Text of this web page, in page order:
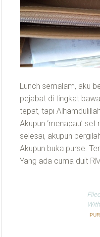
Lunch semalam, aku
pejabat di tingkat
tepat, tapi
Akupun ‘menapau’
selesai, akupun
Akupun buka purse.
Yang ada cuma duit